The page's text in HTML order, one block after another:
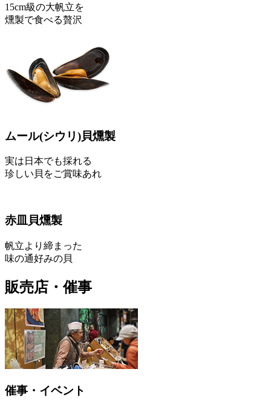
15cm級の大帆立を
燻製で食べる贅沢
ムール(シウリ)貝燻製
実は日本でも採れる
珍しい貝をご賞味あれ
赤皿貝燻製
帆立より締まった
味の通好みの貝
販売店・催事
催事・イベント